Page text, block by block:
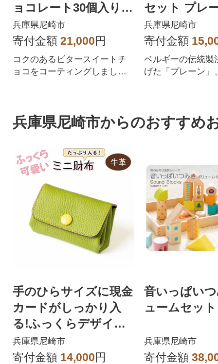
ョコレート30個入り(T
FRB-Ch30)
兵庫県尼崎市
寄付金額 21,000円
コクのあるビタースイートチ
ョコをコーティングしまし
セット プレ
ア メープル
MG)
兵庫県尼崎市
寄付金額
ベルギーの伝統製
げた「プレーン」
兵庫県尼崎市からのおすすめ
手のひらサイズに現金
カードがしっかり入
る!ふっくらデザイン
のミニ財布 たつの市
産牛革使用 HEDGE
兵庫県尼崎市
寄付金額 14,000円
音いっぱい
ュームセット
兵庫県尼崎市
寄付金額